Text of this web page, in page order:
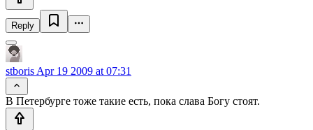
Reply
stboris Apr 19 2009 at 07:31
В Петербурге тоже такие есть, пока слава Богу стоят.